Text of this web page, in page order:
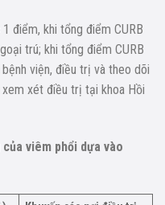
điểm, khi tổng điểm CURB
trú; khi tổng điểm CURB
viện, điều trị và theo dõi
xét điều trị tại khoa Hồi
viêm phổi dựa vào